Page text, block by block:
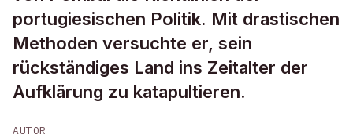
portugiesischen Politik. Mit drastischen
Methoden versuchte er, sein
rückständiges Land ins Zeitalter der
Aufklärung zu katapultieren.
AUTOR